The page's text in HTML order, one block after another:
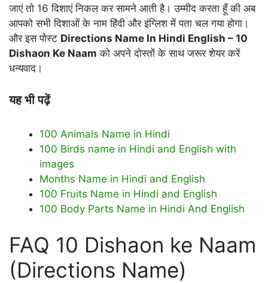
जाएं तो 16 दिशाएं निकल कर सामने आती है। उम्मीद करता हूँ की अब
आपको सभी दिशाओं के नाम हिंदी और इंग्लिश में पता चल गया होगा।
और इस पोस्ट Directions Name In Hindi English – 10
Dishaon Ke Naam को अपने दोस्तों के साथ जरूर शेयर करें
धन्यवाद।
यह भी पढ़ें
100 Animals Name in Hindi
100 Birds name in Hindi and English with
images
Months Name in Hindi and English
100 Fruits Name in Hindi and English
100 Body Parts Name in Hindi And English
FAQ 10 Dishaon ke Naam
(Directions Name)